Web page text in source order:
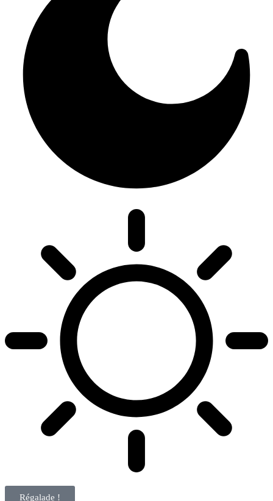
Régalade !